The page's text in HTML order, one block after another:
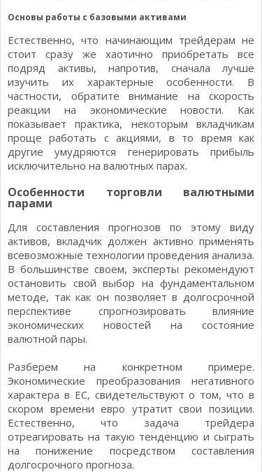
Основы работы с базовыми активами
Естественно, что начинающим трейдерам не
стоит сразу же хаотично приобретать все
подряд активы, напротив, сначала лучше
изучить их характерные особенности. В
частности, обратите внимание на скорость
реакции на экономические новости. Как
показывает практика, некоторым вкладчикам
проще работать с акциями, в то время как
другие умудряются генерировать прибыль
исключительно на валютных парах.
Особенности торговли валютными
парами
Для составления прогнозов по этому виду
активов, вкладчик должен активно применять
всевозможные технологии проведения анализа.
В большинстве своем, эксперты рекомендуют
остановить свой выбор на фундаментальном
методе, так как он позволяет в долгосрочной
перспективе спрогнозировать влияние
экономических новостей на состояние
валютной пары.
Разберем на конкретном примере.
Экономические преобразования негативного
характера в ЕС, свидетельствуют о том, что в
скором времени евро утратит свои позиции.
Естественно, что задача трейдера
отреагировать на такую тенденцию и сыграть
на понижение посредством составления
долгосрочного прогноза.